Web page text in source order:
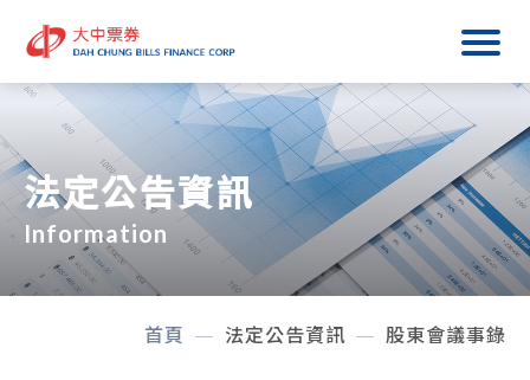
法定公告資訊
Information
首頁 法定公告資訊 股東會議事錄